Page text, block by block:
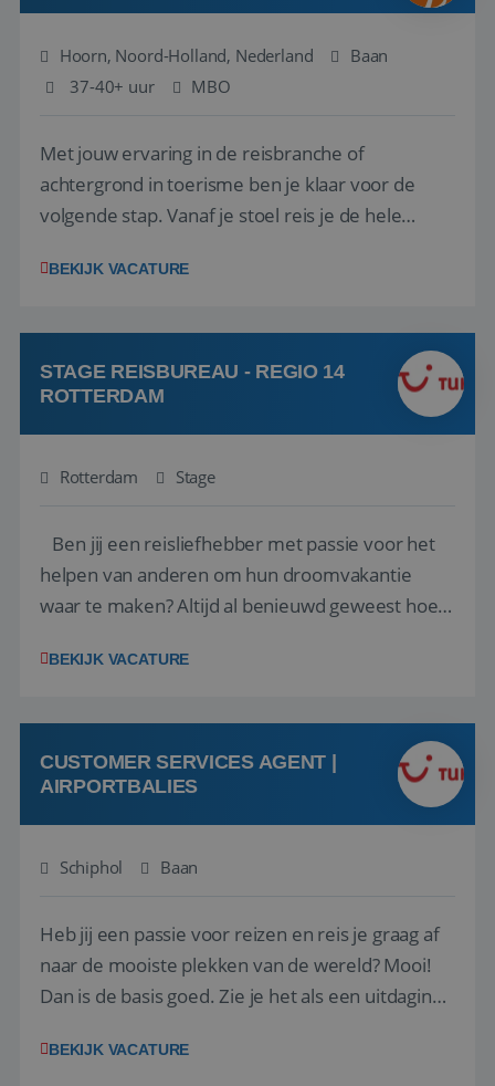
Hoorn, Noord-Holland, Nederland
Baan
37-40+ uur
MBO
Met jouw ervaring in de reisbranche of
achtergrond in toerisme ben je klaar voor de
volgende stap. Vanaf je stoel reis je de hele
wensen van je team, je klant en wat er in de
klanten te overtuigen om die droomreis te
boeken! ...
BEKIJK VACATURE
STAGE REISBUREAU - REGIO 14
ROTTERDAM
Rotterdam Stage
Ben jij een reisliefhebber met passie voor het
helpen van anderen om hun droomvakantie
waar te maken? Altijd al benieuwd geweest hoe
van de grootste reisorganisaties? Dan is een
op zoek naar een enthousiaste, leergie...
BEKIJK VACATURE
CUSTOMER SERVICES AGENT |
AIRPORTBALIES
Schiphol Baan
Heb jij een passie voor reizen en reis je graag af
naar de mooiste plekken van de wereld? Mooi!
Dan is de basis goed. Zie je het als een uitdaging
het samenstellen en boeken van de perfecte
BEKIJK VACATURE